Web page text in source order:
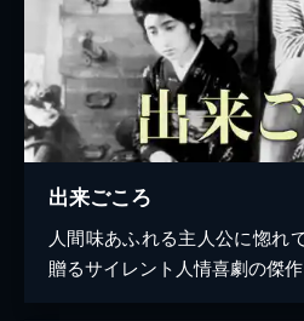
出来ごころ
人間味あふれる主人公に惚れ
贈るサイレント人情喜劇の傑作